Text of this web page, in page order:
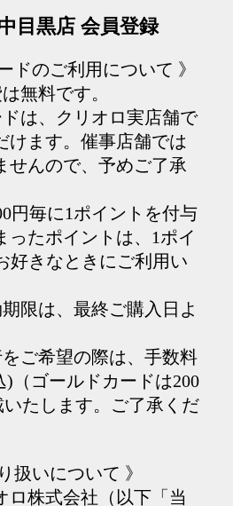
目黒店 会員登録
ドのご利用について 》
無料です。
は、クリオロ実店舗で
けます。催事店舗では
せんので、予めご了承
円毎に1ポイントを付与
ったポイントは、1ポイ
好きなときにご利用い
限は、最終ご購入日よ
ご希望の際は、手数料
)（ゴールドカードは200
たします。ご了承くだ
扱いについて 》
ロ株式会社（以下「当